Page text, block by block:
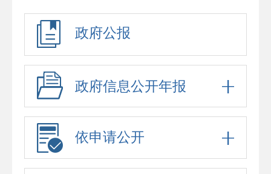
处罚强制
重大项目
政府采购
重大民生信息
招考录用
应急预案
政府公报
政府信息公开年报
依申请公开